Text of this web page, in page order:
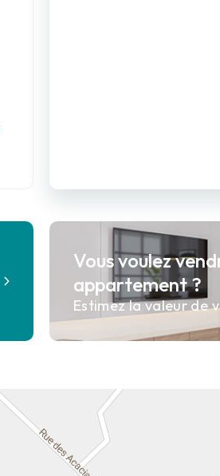
Vous voulez
appartement ?
Estimez la valeur de